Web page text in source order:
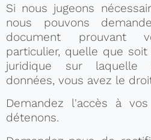
Si nous jugeons
nous pouvons
document prouvant
particulier, quelle que
juridique sur laquelle
données, vous avez le
Demandez l'accès à
détenons.